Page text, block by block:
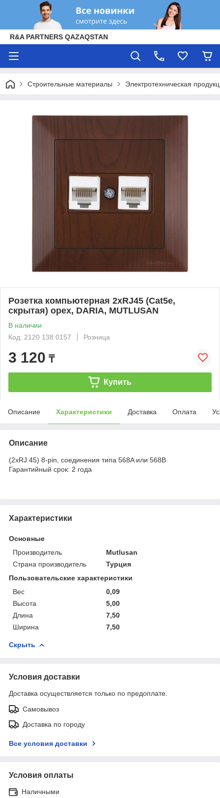
R&A PARTNERS QAZAQSTAN
Строительные материалы Электротехническая
Розетка компьютерная 2xRJ45 (Cat5e,
скрытая) орех, DARIA, MUTLUSAN
В наличии
Код: 2120 138 0157
Розница
3 120 ₸
Купить
Описание Характеристики Доставка Оплата
Описание
(2xRJ 45) 8-pin, соединения типа 568A или 568B
Гарантийный срок: 2 года
Характеристики
Основные
Производитель
Mutlusan
Страна производитель
Турция
Пользовательские характеристики
Вес
0,09
Высота
5,00
Длина
7,50
Ширина
7,50
Скрыть
Условия доставки
Доставка осуществляется только по предоплате.
Самовывоз
Доставка по городу
Все условия доставки
Условия оплаты
Наличными